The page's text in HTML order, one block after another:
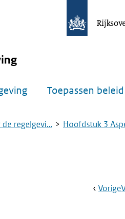
Toepassen
regelgevi... Hoofdstuk 3
Book
Ga
Vorige